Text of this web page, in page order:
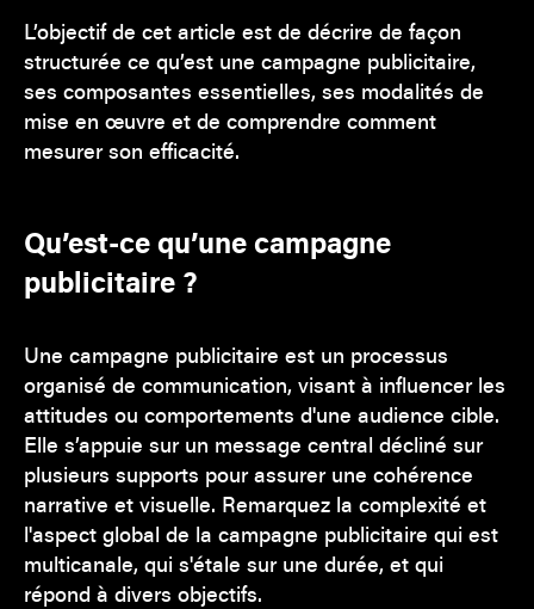
L’objectif de cet article est de décrire de façon
structurée ce qu’est une campagne publicitaire,
ses composantes essentielles, ses modalités de
mise en œuvre et de comprendre comment
mesurer son efficacité.
Qu’est-ce qu’une campagne
publicitaire ?
Une campagne publicitaire est un processus
organisé de communication, visant à influencer les
attitudes ou comportements d'une audience cible.
Elle s’appuie sur un message central décliné sur
plusieurs supports pour assurer une cohérence
narrative et visuelle. Remarquez la complexité et
l'aspect global de la campagne publicitaire qui est
multicanale, qui s'étale sur une durée, et qui
répond à divers objectifs.